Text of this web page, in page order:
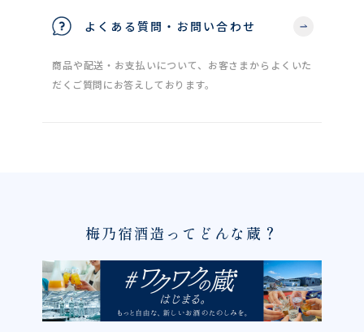
よくある質問・お問い合わせ
商品や配送・お支払いについて、お客さまからよくいた
だくご質問にお答えしております。
梅乃宿酒造ってどんな蔵？